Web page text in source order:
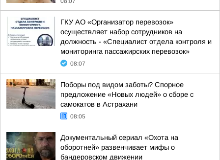
ГКУ АО «Организатор перевозок»
осуществляет набор сотрудников на
должность - «Специалист отдела контроля и
мониторинга пассажирских перевозок»
08:07
Поборы под видом заботы? Спорное
предложение «Новых людей» о сборе с
самокатов в Астрахани
08:05
Документальный сериал «Охота на
оборотней» развенчивает мифы о
бандеровском движении